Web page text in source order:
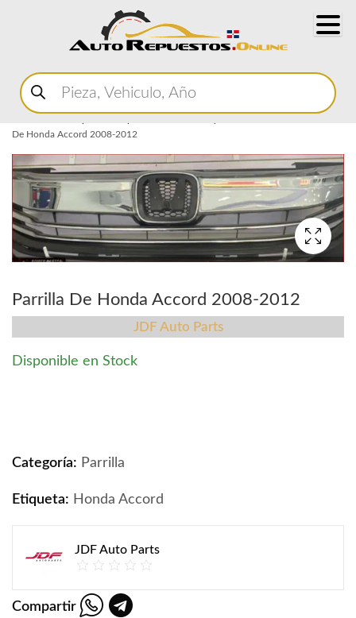
Buscar
productos
De Honda Accord 2008-2012
Parrilla De Honda Accord 2008-2012
JDF Auto Parts
Disponible en Stock
Categoría: Parrilla
Etiqueta: Honda Accord
JDF Auto Parts
Compartir